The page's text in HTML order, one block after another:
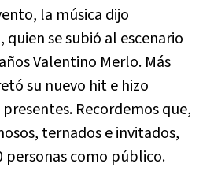
la música dijo
se subió al escenario
Valentino Merlo. Más
su nuevo hit e hizo
Recordemos que,
ternados e invitados,
como público.